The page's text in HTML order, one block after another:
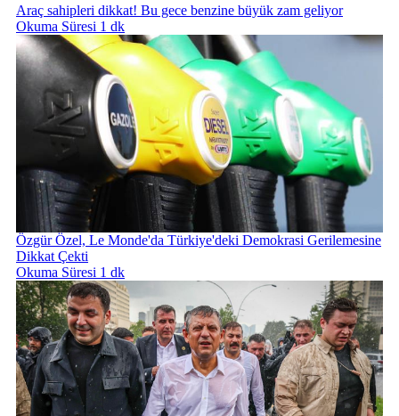
Araç sahipleri dikkat! Bu gece benzine büyük zam geliyor
Okuma Süresi 1 dk
Özgür Özel, Le Monde'da Türkiye'deki Demokrasi Gerilemesine
Dikkat Çekti
Okuma Süresi 1 dk